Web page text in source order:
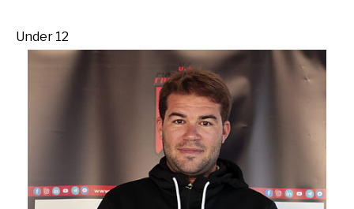
Under 12